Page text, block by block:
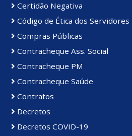
Certidão Negativa
Código de Ética dos Servidores
Compras Públicas
Contracheque Ass. Social
Contracheque PM
Contracheque Saúde
Contratos
Decretos
Decretos COVID-19